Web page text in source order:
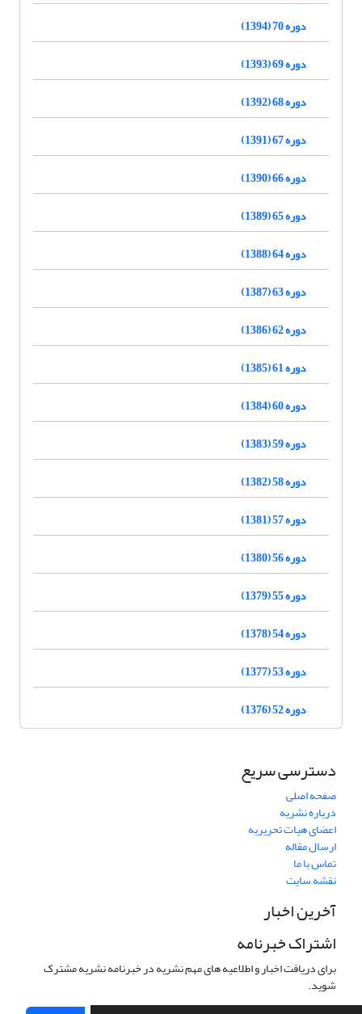
دوره 70 (1394)
دوره 69 (1393)
دوره 68 (1392)
دوره 67 (1391)
دوره 66 (1390)
دوره 65 (1389)
دوره 64 (1388)
دوره 63 (1387)
دوره 62 (1386)
دوره 61 (1385)
دوره 60 (1384)
دوره 59 (1383)
دوره 58 (1382)
دوره 57 (1381)
دوره 56 (1380)
دوره 55 (1379)
دوره 54 (1378)
دوره 53 (1377)
دوره 52 (1376)
دسترسی سریع
صفحه اصلی
درباره نشریه
اعضای هیات تحریریه
ارسال مقاله
تماس با ما
نقشه سایت
آخرین اخبار
اشتراک خبرنامه
برای دریافت اخبار و اطلاعیه های مهم نشریه در خبرنامه نشریه مشترک
شوید.